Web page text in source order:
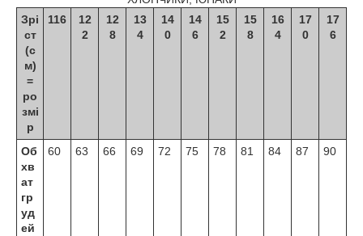
Зрі
ст
(с
м)
=
ро
змі
р
116
12
2
12
8
13
4
14
0
14
6
15
2
15
8
16
4
17
0
17
6
Об
хв
ат
гр
уд
ей
60 63 66 69 72 75 78 81 84 87 90